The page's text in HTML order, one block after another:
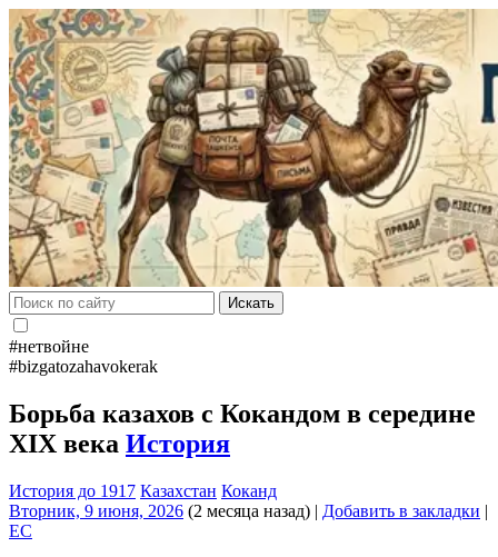
Искать
#нетвойне
#bizgatozahavokerak
Борьба казахов с Кокандом в середине
XIX века История
История до 1917 Казахстан Коканд
Вторник, 9 июня, 2026 (2 месяца назад) | Добавить в закладки |
EC